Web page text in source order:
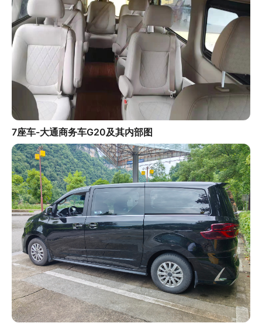
7座车-大通商务车G20及其内部图